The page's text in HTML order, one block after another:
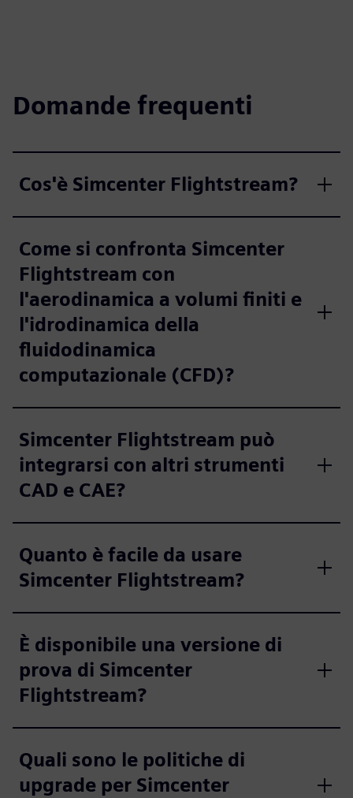
Domande frequenti
Cos'è Simcenter Flightstream?
Come si confronta Simcenter
Flightstream con
l'aerodinamica a volumi finiti e
l'idrodinamica della
fluidodinamica
computazionale (CFD)?
Simcenter Flightstream può
integrarsi con altri strumenti
CAD e CAE?
Quanto è facile da usare
Simcenter Flightstream?
È disponibile una versione di
prova di Simcenter
Flightstream?
Quali sono le politiche di
upgrade per Simcenter